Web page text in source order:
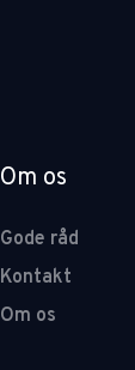
Om os
Gode råd
Kontakt
Om os